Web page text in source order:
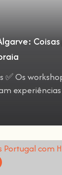
✅ Os